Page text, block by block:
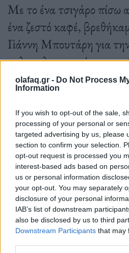
olafaq.gr - Do Not Process
Information
If you wish to opt-out of the sale,
processing of your personal or
targeted advertising by us, please
section to confirm your selection.
opt-out request is processed you
interest-based ads based on
us or personal information
your opt-out. You may separately
disclosure of your personal
IAB’s list of downstream
also be disclosed by us to third
Downstream Participants that may
Mε το ένα τσιγάρο πίσω
ένα ζεστό καφέ,
Γιάννη Μπουτάρη για
πολυπολιτισμικό
Θεσσαλονίκης, για τη
ζωής του, και για τις
πλήρη εμπειριών.